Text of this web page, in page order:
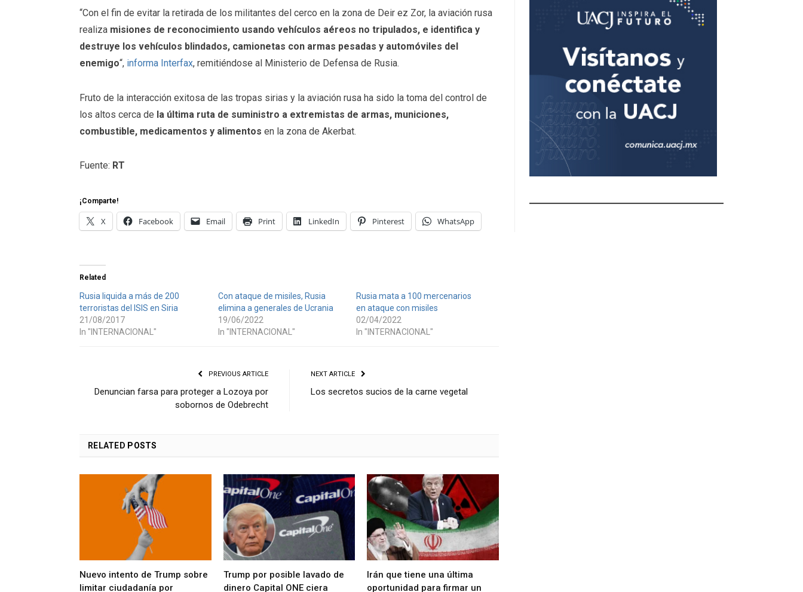
“Con el fin de evitar la retirada de los militantes del cerco en la zona de Deir ez Zor, la aviación rusa
realiza misiones de reconocimiento usando vehículos aéreos no tripulados, e identifica y
destruye los vehículos blindados, camionetas con armas pesadas y automóviles del
enemigo“, informa Interfax, remitiéndose al Ministerio de Defensa de Rusia.
Fruto de la interacción exitosa de las tropas sirias y la aviación rusa ha sido la toma del control de
los altos cerca de la última ruta de suministro a extremistas de armas, municiones,
combustible, medicamentos y alimentos en la zona de Akerbat.
Fuente: RT
¡Comparte!
X Facebook Email Print LinkedIn Pinterest WhatsApp
Related
Rusia liquida a más de 200
terroristas del ISIS en Siria
21/08/2017
In "INTERNACIONAL"
Con ataque de misiles, Rusia
elimina a generales de Ucrania
19/06/2022
In "INTERNACIONAL"
Rusia mata a 100 mercenarios
en ataque con misiles
02/04/2022
In "INTERNACIONAL"
PREVIOUS ARTICLE
Denuncian farsa para proteger a Lozoya por
sobornos de Odebrecht
NEXT ARTICLE
Los secretos sucios de la carne vegetal
RELATED POSTS
Nuevo intento de Trump sobre
limitar ciudadanía por
Trump por posible lavado de
dinero Capital ONE ciera
Irán que tiene una última
oportunidad para firmar un